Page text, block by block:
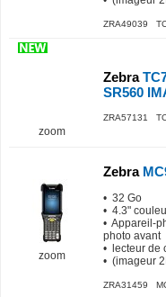
ZRA49039
zoom
Zebra
SR560
ZRA57131
zoom
Zebra
• 32 Go
• 4.3"
• Appareil-
photo avant
• lecteur de
• (imageur
ZRA31459